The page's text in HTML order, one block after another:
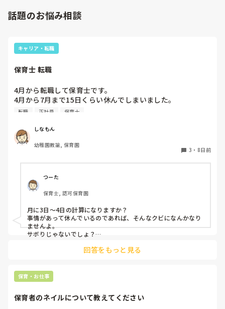
話題のお悩み相談
キャリア・転職
保育士 転職
4月から転職して保育士です。
4月から7月まで15日くらい休んでしまいました。
同じクラスの先生いるのですが、いい気しないと思います。
転職 正社員 保育士
しなもん
幼稚園教諭, 保育園
3 ・ 8日前
つーた
保育士, 認可保育園
月に3日〜4日の計算になりますか？
事情があって休んでいるのであれば、そんなクビになんかなり
ませんよ。
サボりじゃないでしょ？
同じクラスの先生が、もしも今後、いい気がしないと言葉にし
いいと思います。
からの振る舞いだと思いますよ。
回答をもっと見る
保育・お仕事
保育者のネイルについて教えてください